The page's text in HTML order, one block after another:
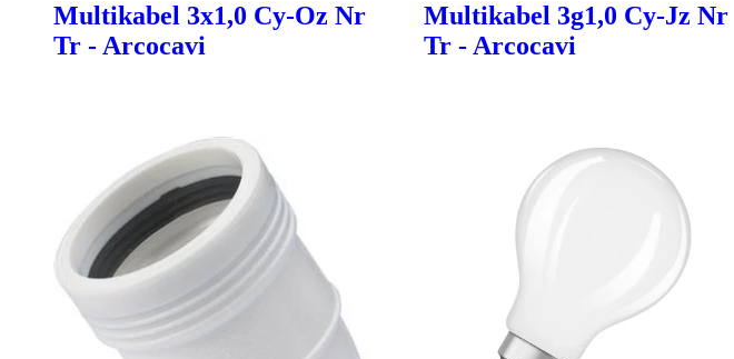
Multikabel 3x1,0 Cy-Oz Nr
Tr - Arcocavi
Multikabel 3g1,0 Cy-Jz Nr
Tr - Arcocavi